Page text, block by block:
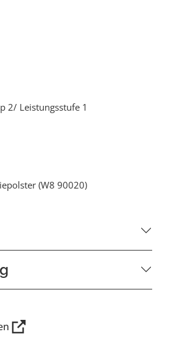
2/ Leistungsstufe 1
(W8 90020)